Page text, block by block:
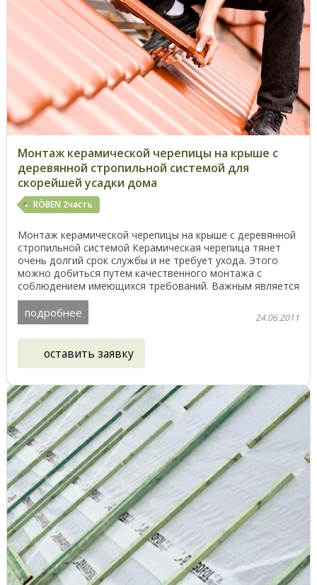
Монтаж керамической черепицы на крыше с
деревянной стропильной системой для
скорейшей усадки дома
RÖBEN 2часть
Монтаж керамической черепицы на крыше с деревянной
стропильной системой Керамическая черепица тянет
очень долгий срок службы и не требует ухода. Этого
можно добиться путем качественного монтажа с
соблюдением имеющихся требований. Важным является
...
подробнее 24.06.2011
оставить заявку